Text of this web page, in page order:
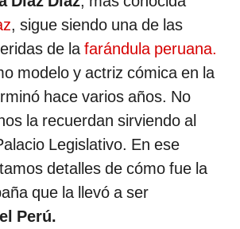
, sigue siendo una de las
de lafarándula peruana.
modelo y actriz cómica en la
hace varios años. No
la recuerdan sirviendo al
Legislativo. En ese
detalles de cómo fue la
que la llevó a ser
Perú.